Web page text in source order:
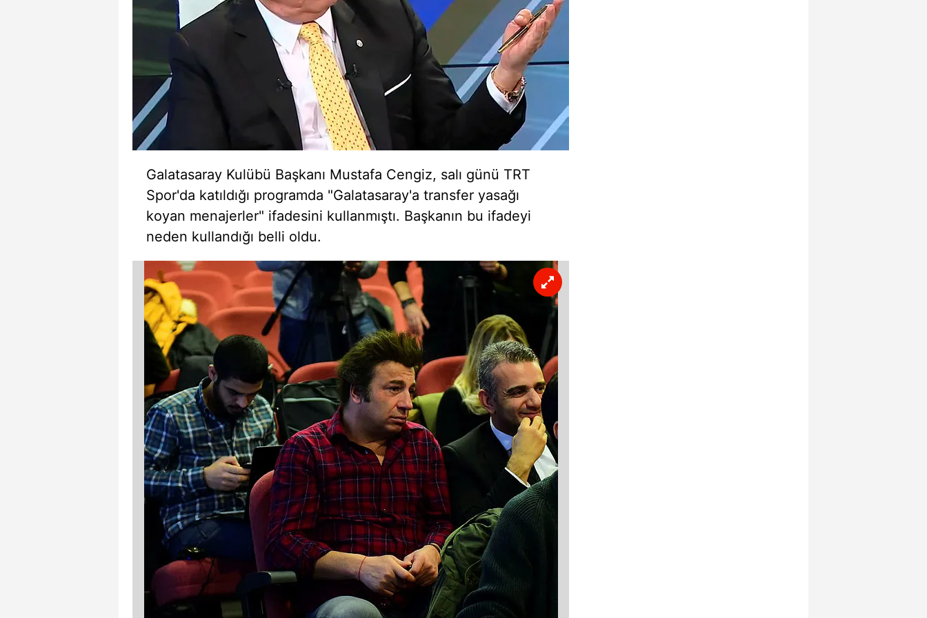
mevzuata uygun olarak kullanılan çerezlerle ilgili bilgi almak için lütfen
tıklayınız.
Galatasaray Kulübü Başkanı Mustafa Cengiz, salı günü TRT
Spor'da katıldığı programda "Galatasaray'a transfer yasağı
koyan menajerler" ifadesini kullanmıştı. Başkanın bu ifadeyi
neden kullandığı belli oldu.